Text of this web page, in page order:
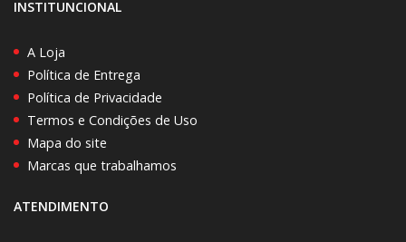
INSTITUNCIONAL
A Loja
Política de Entrega
Política de Privacidade
Termos e Condições de Uso
Mapa do site
Marcas que trabalhamos
ATENDIMENTO